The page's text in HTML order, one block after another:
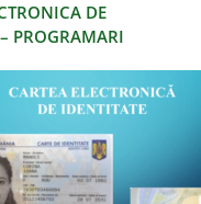
DE
PROGRAMARI